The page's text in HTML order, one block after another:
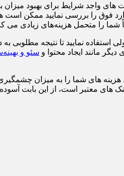
واجد شرایط برای بهبود میزان
فوق را بررسی نمایید ممکن
شما را متحمل هزینه‌های زیادی می
استفاده نمایید تا نتیجه
مانند ایجاد محتوا و سئو و
هزینه های شما را به میزان
های معتبر است، از این بابت